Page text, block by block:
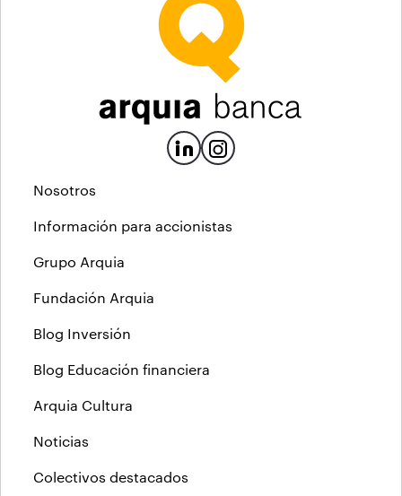
Nosotros
Información para accionistas
Grupo Arquia
Fundación Arquia
Blog Inversión
Blog Educación financiera
Arquia Cultura
Noticias
Colectivos destacados